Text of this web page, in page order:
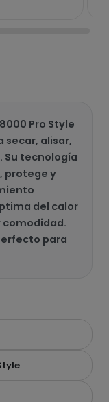
Pro Style
secar, alisar,
Su tecnología
protege y
del calor
comodidad.
para